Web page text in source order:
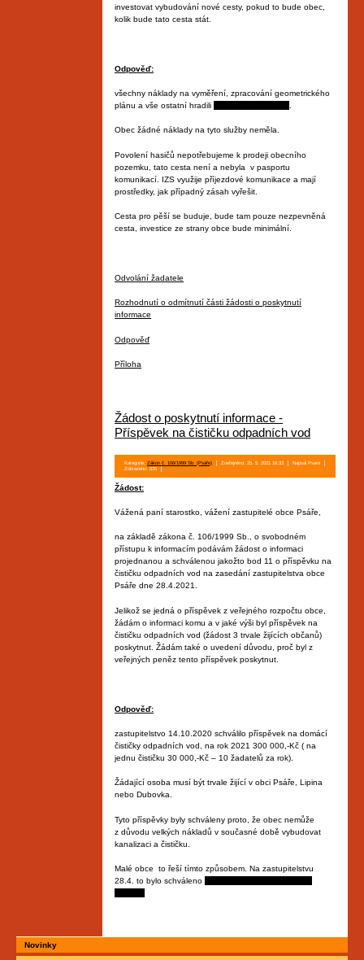
investovat vybudování nové cesty, pokud to bude obec,
kolik bude tato cesta stát.
Odpověď:
všechny náklady na vyměření, zpracování geometrického
plánu a vše ostatní hradili
Obec žádné náklady na tyto služby neměla.
Povolení hasičů nepotřebujeme k prodeji obecního
pozemku, tato cesta není a nebyla v pasportu
komunikací. IZS využije příjezdové komunikace a mají
prostředky, jak případný zásah vyřešit.
Cesta pro pěší se buduje, bude tam pouze nezpevněná
cesta, investice ze strany obce bude minimální.
Odvolání žadatele
Rozhodnutí o odmítnutí části žádosti o poskytnutí
informace
Odpověď
Příloha
Žádost o poskytnutí informace -
Příspěvek na čističku odpadních vod
Kategorie:Zákon č. 106/1999 Sb. (Psáře) Zveřejněno: 25. 5. 2021 16:33
Napsal Psare
Zobrazeno: 835
Žádost:
Vážená paní starostko, vážení zastupitelé obce Psáře,
na základě zákona č. 106/1999 Sb., o svobodném
přístupu k informacím podávám žádost o informaci
projednanou a schválenou jakožto bod 11 o příspěvku na
čističku odpadních vod na zasedání zastupitelstva obce
Psáře dne 28.4.2021.
Jelikož se jedná o příspěvek z veřejného rozpočtu obce,
žádám o informaci komu a v jaké výši byl příspěvek na
čističku odpadních vod (žádost 3 trvale žijících občanů)
poskytnut. Žádám také o uvedení důvodu, proč byl z
veřejných peněz tento příspěvek poskytnut.
Odpověď:
zastupitelstvo 14.10.2020 schválilo příspěvek na domácí
čističky odpadních vod, na rok 2021 300 000,-Kč ( na
jednu čističku 30 000,-Kč – 10 žadatelů za rok).
Žádající osoba musí být trvale žijící v obci Psáře, Lipina
nebo Dubovka.
Tyto příspěvky byly schváleny proto, že obec nemůže
z důvodu velkých nákladů v současné době vybudovat
kanalizaci a čističku.
Malé obce to řeší tímto způsobem. Na zastupitelstvu
28.4. to bylo schváleno
Novinky